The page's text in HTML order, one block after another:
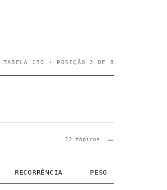
TABELA CBO · POSIÇÃO 2 DE 8
12 tópicos
RECORRÊNCIA PESO